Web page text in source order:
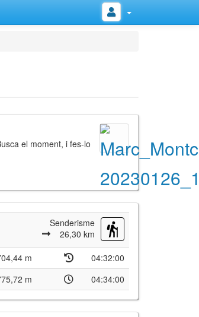
el moment, i fes-lo
Senderisme
26,30 km
m
04:32:00
m 04:34:00